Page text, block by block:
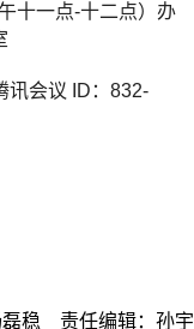
十一点-十二点）办
讯会议 ID：832-
磊稳 责任编辑：孙宇